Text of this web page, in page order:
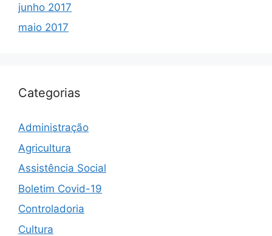
junho 2017
maio 2017
Categorias
Administração
Agricultura
Assistência Social
Boletim Covid-19
Controladoria
Cultura